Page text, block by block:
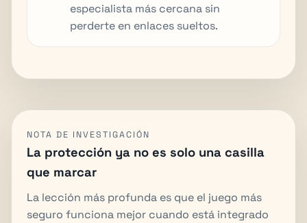
especialista más cercana sin
perderte en enlaces sueltos.
NOTA DE INVESTIGACIÓN
La protección ya no es solo una casilla
que marcar
La lección más profunda es que el juego más
seguro funciona mejor cuando está integrado